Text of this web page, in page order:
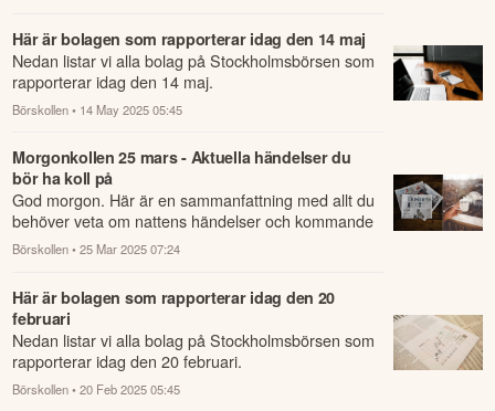
Här är bolagen som rapporterar idag den 14 maj
Nedan listar vi alla bolag på Stockholmsbörsen som
rapporterar idag den 14 maj.
Börskollen • 14 May 2025 05:45
Morgonkollen 25 mars - Aktuella händelser du
bör ha koll på
God morgon. Här är en sammanfattning med allt du
behöver veta om nattens händelser och kommande
dagens viktigaste händelser på börsen.
Börskollen • 25 Mar 2025 07:24
Här är bolagen som rapporterar idag den 20
februari
Nedan listar vi alla bolag på Stockholmsbörsen som
rapporterar idag den 20 februari.
Börskollen • 20 Feb 2025 05:45